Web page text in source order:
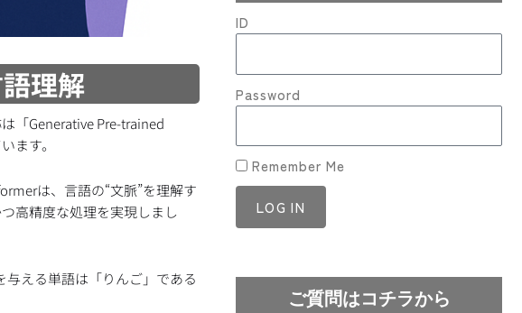
理解
「Generative Pre-trained
ます。
は、言語の“文脈”を理解す
高精度な処理を実現しまし
える単語は「りんご」である
ID
Password
Remember Me
LOG IN
ご質問はコチラから